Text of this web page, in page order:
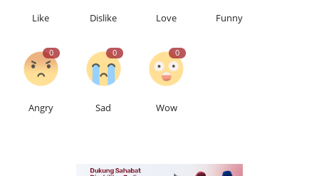
Like Dislike Love Funny
0
Angry
0
Sad
0
Wow